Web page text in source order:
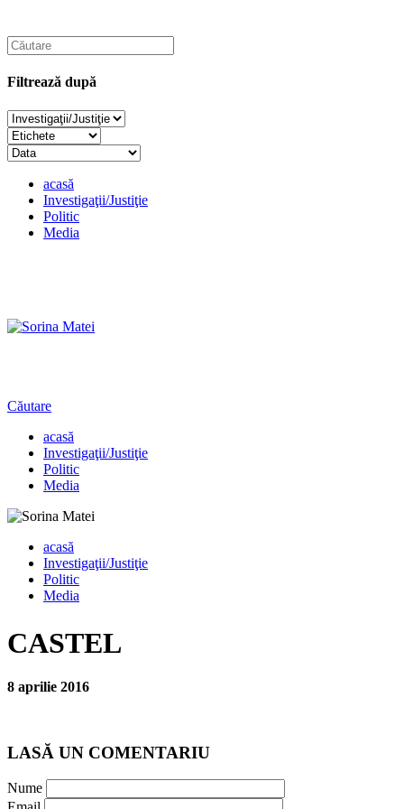
Filtrează după
acasă
Investigaţii/Justiţie
Politic
Media
Căutare
acasă
Investigaţii/Justiţie
Politic
Media
acasă
Investigaţii/Justiţie
Politic
Media
CASTEL
8 aprilie 2016
LASĂ UN COMENTARIU
Nume